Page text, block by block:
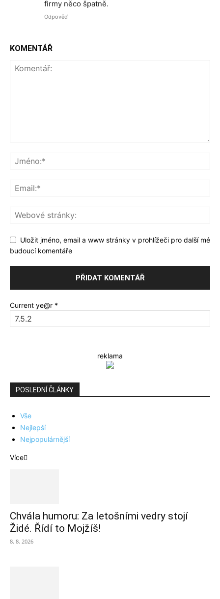
firmy něco špatně.
Odpověď
KOMENTÁŘ
Uložit jméno, email a www stránky v prohlížeči pro další mé
budoucí komentáře
Current ye@r *
reklama
POSLEDNÍ ČLÁNKY
Vše
Nejlepší
Nejpopulárnější
Více
Chvála humoru: Za letošními vedry stojí
Židé. Řídí to Mojžíš!
8. 8. 2026